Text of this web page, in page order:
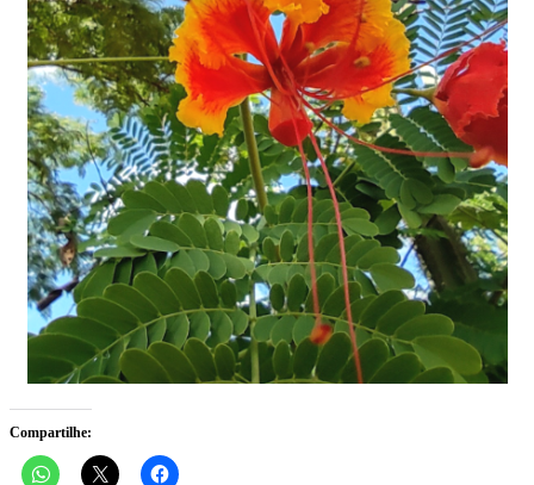
Compartilhe: